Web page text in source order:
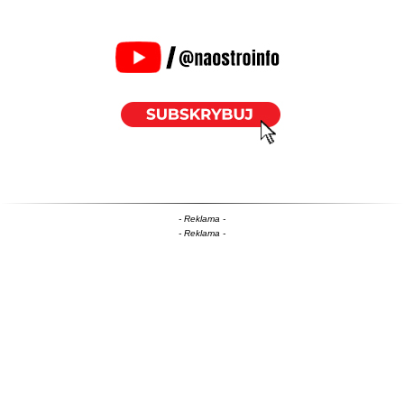
- Reklama -
- Reklama -